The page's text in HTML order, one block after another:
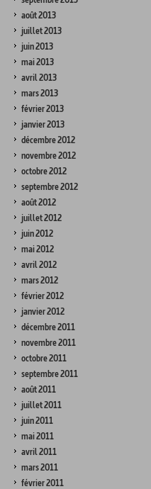
août 2013
juillet 2013
juin 2013
mai 2013
avril 2013
mars 2013
février 2013
janvier 2013
décembre 2012
novembre 2012
octobre 2012
septembre 2012
août 2012
juillet 2012
juin 2012
mai 2012
avril 2012
mars 2012
février 2012
janvier 2012
décembre 2011
novembre 2011
octobre 2011
septembre 2011
août 2011
juillet 2011
juin 2011
mai 2011
avril 2011
mars 2011
février 2011